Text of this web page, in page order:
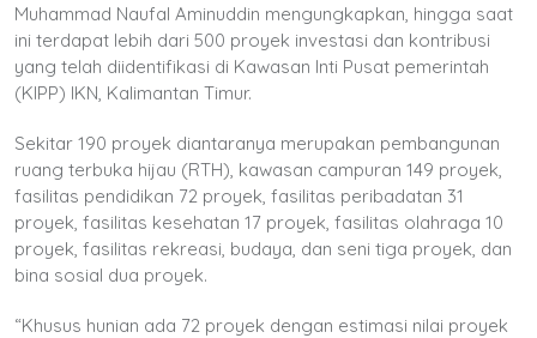
Muhammad Naufal Aminuddin mengungkapkan, hingga saat
ini terdapat lebih dari 500 proyek investasi dan kontribusi
yang telah diidentifikasi di Kawasan Inti Pusat pemerintah
(KIPP) IKN, Kalimantan Timur.
Sekitar 190 proyek diantaranya merupakan pembangunan
ruang terbuka hijau (RTH), kawasan campuran 149 proyek,
fasilitas pendidikan 72 proyek, fasilitas peribadatan 31
proyek, fasilitas kesehatan 17 proyek, fasilitas olahraga 10
proyek, fasilitas rekreasi, budaya, dan seni tiga proyek, dan
bina sosial dua proyek.
“Khusus hunian ada 72 proyek dengan estimasi nilai proyek